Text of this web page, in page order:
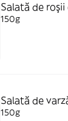
Salată de
150g
Salată de
150g